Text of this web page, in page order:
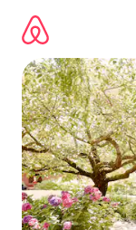
directement
contenu